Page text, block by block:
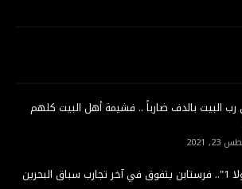
رب البيت بالدف ضارباً .. فشيمة أهل البيت كلهم
2021
"فورمولا 1".. فرستابن يتفوق في آخر تجارب سباق البحرين